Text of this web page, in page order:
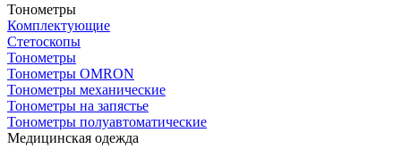
Тонометры
Комплектующие
Стетоскопы
Тонометры
Тонометры OMRON
Тонометры механические
Тонометры на запястье
Тонометры полуавтоматические
Медицинская одежда